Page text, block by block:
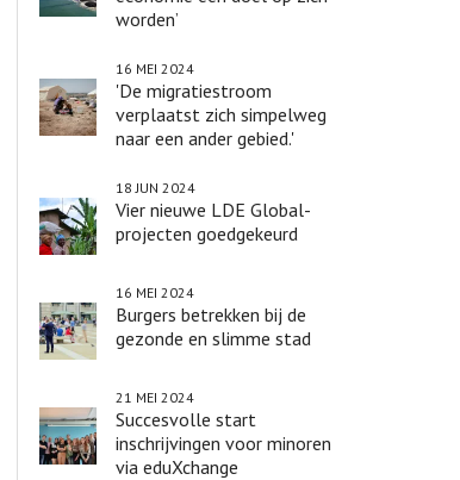
worden’
'De migratiestroom
verplaatst zich simpelweg
naar een ander gebied.'
16 MEI 2024
Vier nieuwe LDE Global-
projecten goedgekeurd
18 JUN 2024
Burgers betrekken bij de
gezonde en slimme stad
16 MEI 2024
Succesvolle start
inschrijvingen voor minoren
via eduXchange
21 MEI 2024